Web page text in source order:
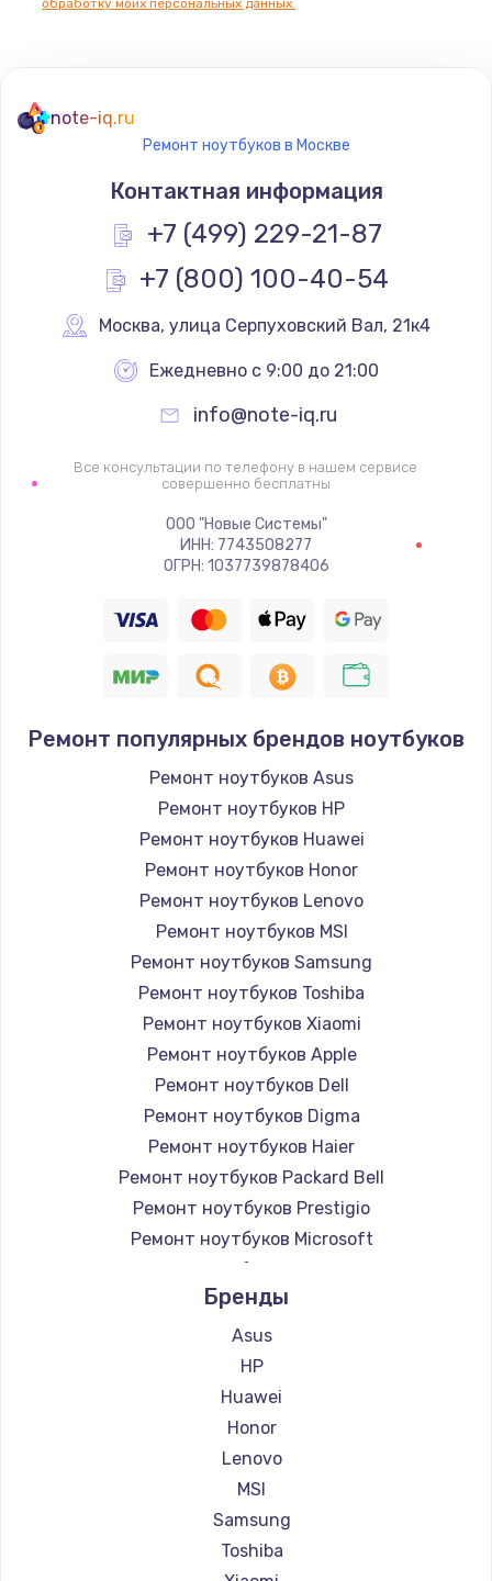
note-iq.ru
Ремонт ноутбуков в Москве
Контактная информация
+7 (499) 229-21-87
+7 (800) 100-40-54
Москва, улица Серпуховский Вал, 21к4
Ежедневно с 9:00 до 21:00
info@note-iq.ru
Все консультации по телефону в нашем сервисе
совершенно бесплатны
ООО "Новые Системы"
ИНН: 7743508277
ОГРН: 1037739878406
Ремонт популярных брендов ноутбуков
Ремонт ноутбуков Asus
Ремонт ноутбуков HP
Ремонт ноутбуков Huawei
Ремонт ноутбуков Honor
Ремонт ноутбуков Lenovo
Ремонт ноутбуков MSI
Ремонт ноутбуков Samsung
Ремонт ноутбуков Toshiba
Ремонт ноутбуков Xiaomi
Ремонт ноутбуков Apple
Ремонт ноутбуков Dell
Ремонт ноутбуков Digma
Ремонт ноутбуков Haier
Ремонт ноутбуков Packard Bell
Ремонт ноутбуков Prestigio
Ремонт ноутбуков Microsoft
Ремонт ноутбуков Alienware
Ремонт ноутбуков Aquarius
Ремонт ноутбуков Gigabyte
Ремонт ноутбуков Aorus
Ремонт ноутбуков Maibenben
Ремонт ноутбуков Getac
Ремонт ноутбуков Epson
Ремонт ноутбуков Philips
Ремонт ноутбуков LG
Ремонт ноутбуков Panasonic
Ремонт ноутбуков Irbis
Бренды
Asus
HP
Huawei
Honor
Lenovo
MSI
Samsung
Toshiba